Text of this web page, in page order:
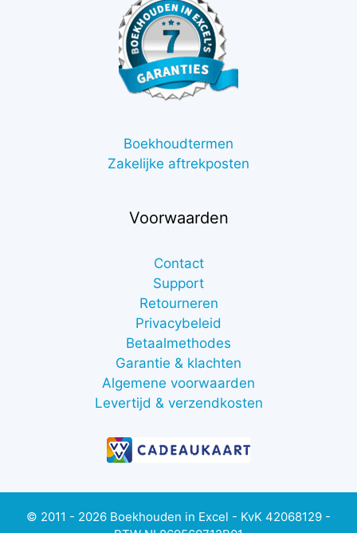
Boekhoudtermen
Zakelijke aftrekposten
Voorwaarden
Contact
Support
Retourneren
Privacybeleid
Betaalmethodes
Garantie & klachten
Algemene voorwaarden
Levertijd & verzendkosten
© 2011 - 2026 Boekhouden in Excel - KvK 42068129 -
7,00
btw
incl.
Toevoegen aan winkelwagen